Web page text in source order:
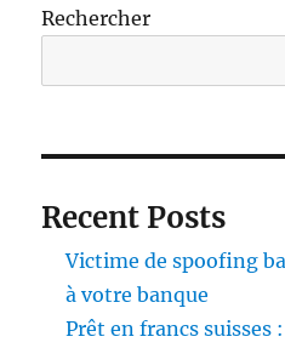
Rechercher
Recent Posts
Victime de spoofing
à votre banque
Prêt en francs suisses